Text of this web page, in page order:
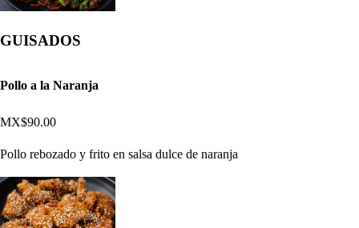
GUISADOS
Pollo a la Naranja
MX$90.00
Pollo rebozado y frito en salsa dulce de naranja